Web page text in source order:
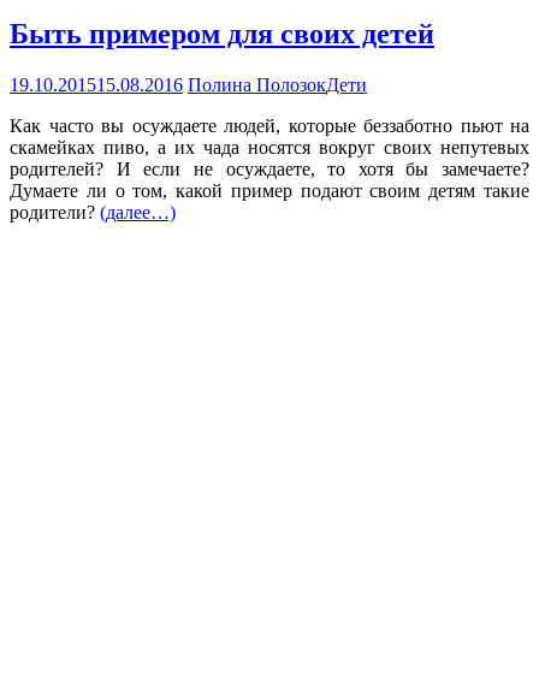
Быть примером для своих детей
19.10.201515.08.2016 Полина ПолозокДети
Как часто вы осуждаете людей, которые беззаботно пьют на
скамейках пиво, а их чада носятся вокруг своих непутевых
родителей? И если не осуждаете, то хотя бы замечаете?
Думаете ли о том, какой пример подают своим детям такие
родители? (далее…)